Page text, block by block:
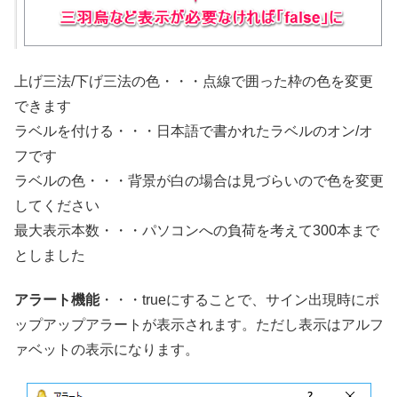
上げ三法/下げ三法の色・・・点線で囲った枠の色を変更
できます
ラベルを付ける・・・日本語で書かれたラベルのオン/オ
フです
ラベルの色・・・背景が白の場合は見づらいので色を変更
してください
最大表示本数・・・パソコンへの負荷を考えて300本まで
としました
アラート機能・・・trueにすることで、サイン出現時にポ
ップアップアラートが表示されます。ただし表示はアルフ
ァベットの表示になります。